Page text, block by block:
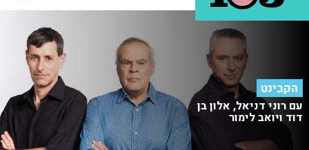
הקבינט
עם רוני דניאל, אלון בן
דוד ויואב לימור